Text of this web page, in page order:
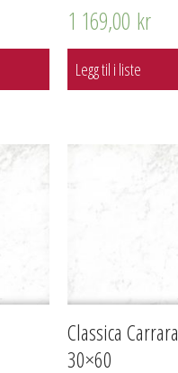
1 169,00 kr
Legg til i liste
Classica Carrara
30×60